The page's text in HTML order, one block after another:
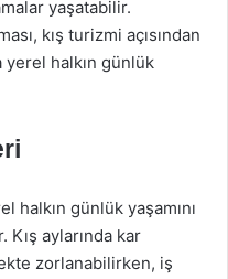
yaşatabilir.
kış turizmi açısından
yerel halkın günlük
halkın günlük yaşamını
aylarında kar
zorlanabilirken, iş